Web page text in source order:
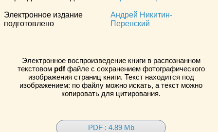
Электронное издание
подготовлено
Андрей Никитин-
Перенский
Электронное воспроизведение книги в распознанном
текстовом pdfфайле с сохранением фотографического
изображения страниц книги. Текст находится под
изображением: по файлу можно искать, а текст можно
копировать для цитирования.
PDF : 4.89 Mb